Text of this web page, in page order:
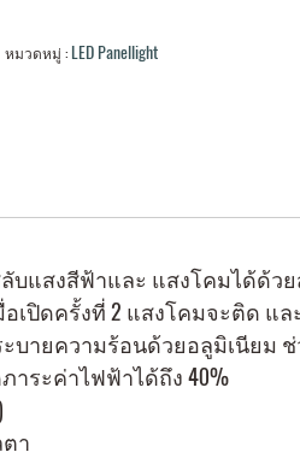
หมวดหมู่ : LED Panellight
บแสงสีฟ้าและ แสงโคมได้ด้ว
เปิดครั้งที่ 2 แสงโคมจะติด แ
ายความร้อนด้วยอลูมิเนียม
าระค่าไฟฟ้าได้ถึง 40%
า